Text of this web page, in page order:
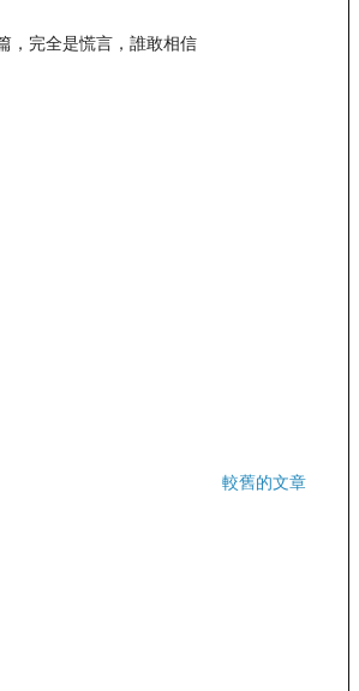
，完全是慌言，誰敢相信
較舊的文章